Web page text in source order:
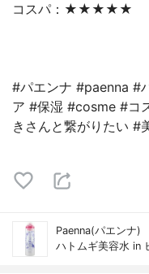
コスパ：★★★★★
#パエンナ #paenna #
ア #保湿 #cosme #コ
きさんと繋がりたい #
Paenna(パエンナ)
ハトムギ美容水 in